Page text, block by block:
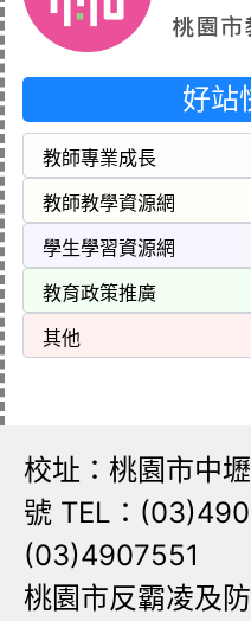
好站
校址：桃園市中
號 TEL：
(03)4907551
桃園市反霸凌及